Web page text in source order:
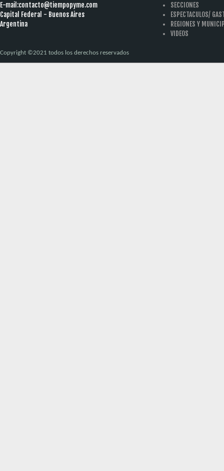
E-mail:contacto@tiempopyme.com
Capital Federal - Buenos Aires
Argentina
SECCIONES
ESPECTACULOS/
REGIONES Y
VIDEOS
Copyright ©2021 todos los derechos reservados